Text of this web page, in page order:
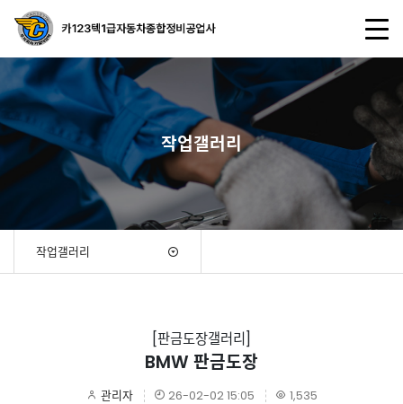
작업갤러리
작업갤러리
[판금도장갤러리]
BMW 판금도장
관리자 26-02-02 15:05 1,535